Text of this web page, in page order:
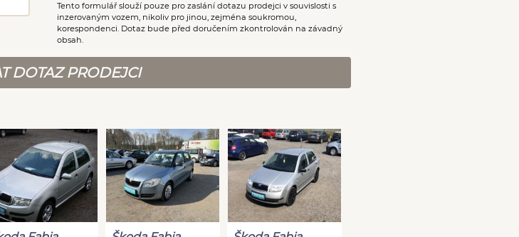
Tento formulář slouží pouze pro zaslání dotazu prodejci v souvislosti s
inzerovaným vozem, nikoliv pro jinou, zejména soukromou,
korespondenci. Dotaz bude před doručením zkontrolován na závadný
obsah.
DOTAZ PRODEJCI